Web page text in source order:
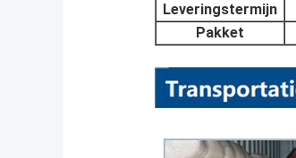
Leveringstermijn
Pakket